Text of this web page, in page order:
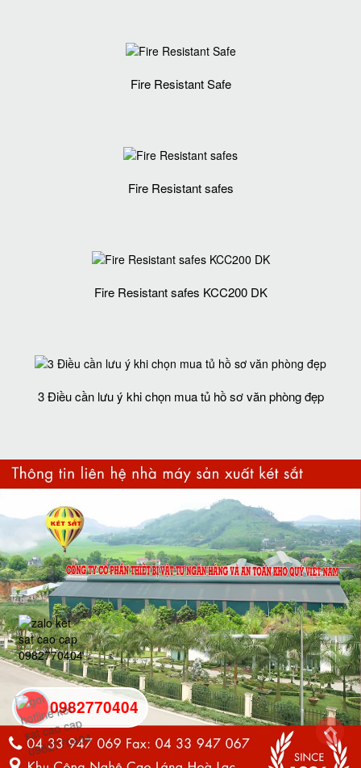
Fire Resistant Safe
Fire Resistant safes
Fire Resistant safes KCC200 DK
3 Điều cần lưu ý khi chọn mua tủ hồ sơ văn phòng đẹp
0982770404
back